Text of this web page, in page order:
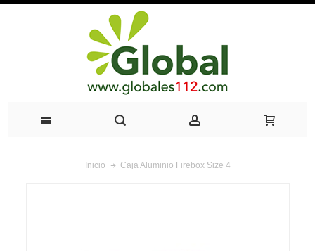
Inicio Caja Aluminio Firebox Size 4